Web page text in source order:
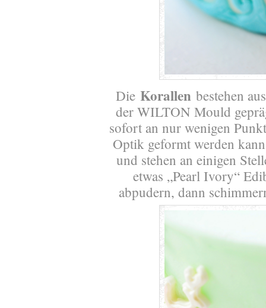
Die Korallen bestehen
der WILTON Mould
sofort an nur wenigen
Optik geformt werden
und stehen an einigen
etwas „Pearl Ivory“
abpudern, dann